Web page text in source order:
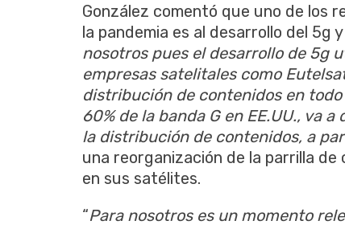
González comentó que uno de los
la pandemia es al desarrollo del 5g
nosotros pues el desarrollo de 5g
empresas satelitales como
distribución de contenidos en
60% de la banda G en EE.UU., va
la distribución de contenidos, a
una reorganización de la parrilla
en sus satélites.
“Para nosotros es un momento